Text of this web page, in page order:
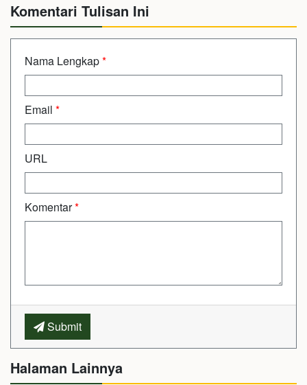
Komentari Tulisan Ini
Nama Lengkap*
Email *
URL
Komentar*
Submit
Halaman Lainnya